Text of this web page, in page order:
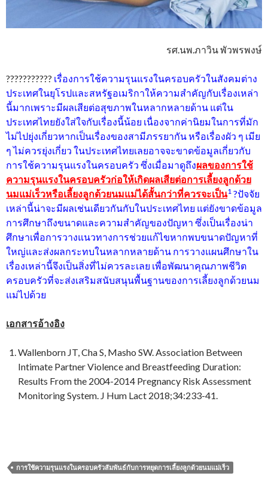
รศ.นพ.ภาวิน พัวพรพงษ์
??????????? เรื่องการใช้ความรุนแรงในครอบครัวในสังคมต่าง
ประเทศในยุโรปและสหรัฐอเมริกาให้ความสำคัญกับเรื่องเหล่า
นี้มากเพราะมีผลเสียต่อสุขภาพในหลากหลายด้าน แต่ใน
ประเทศไทยยังใส่ใจกับเรื่องนี้น้อย เนื่องจากค่านิยมในการที่มัก
ไม่ไปยุ่งเกี่ยวหากเป็นเรื่องของสามีภรรยากัน หรือเรื่องผัว ๆ เมีย
ๆ ไม่ควรยุ่งเกี่ยว ในประเทศไทยเลยอาจจะขาดข้อมูลเกี่ยวกับ
การใช้ความรุนแรงในครอบครัว ซึ่งเมื่อมาดูถึงผลของการใช้
ความรุนแรงในครอบครัวก่อให้เกิดผลเสียต่อการเลี้ยงลูกด้วย
นมแม่เร็วหรือเลี้ยงลูกด้วยนมแม่ได้สั้นกว่าที่ควรจะเป็น1 ?ปัจจัย
เหล่านี้น่าจะมีผลเช่นเดียวกันกับในประเทศไทย แต่ยังขาดข้อมูล
การศึกษาถึงขนาดและความสำคัญของปัญหา ซึ่งเป็นเรื่องน่า
ศึกษาเพื่อการวางแนวทางการช่วยแก้ไขหากพบขนาดปัญหาที่
ใหญ่และส่งผลกระทบในหลากหลายด้าน การวางแผนศึกษาใน
เรื่องเหล่านี้จึงเป็นสิ่งที่ไม่ควรละเลย เพื่อพัฒนาคุณภาพชีวิต
ครอบครัวที่จะส่งเสริมสนับสนุนพื้นฐานของการเลี้ยงลูกด้วยนม
แม่ไปด้วย
เอกสารอ้างอิง
Wallenborn JT, Cha S, Masho SW. Association Between
Intimate Partner Violence and Breastfeeding Duration:
Results From the 2004-2014 Pregnancy Risk Assessment
Monitoring System. J Hum Lact 2018;34:233-41.
การใช้ความรุนแรงในครอบครัวสัมพันธ์กับการหยุดการเลี้ยงลูกด้วยนมแม่เร็ว